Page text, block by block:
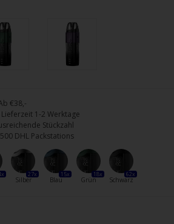
€38,-
1-2 Werktage
Stückzahl
DHL Packstations
27x
Silber
15x
Blau
18x
Grün
62x
Schwarz